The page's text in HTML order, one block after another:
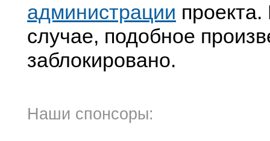
администрации
случае, подобное
заблокировано.
Наши спонсоры: